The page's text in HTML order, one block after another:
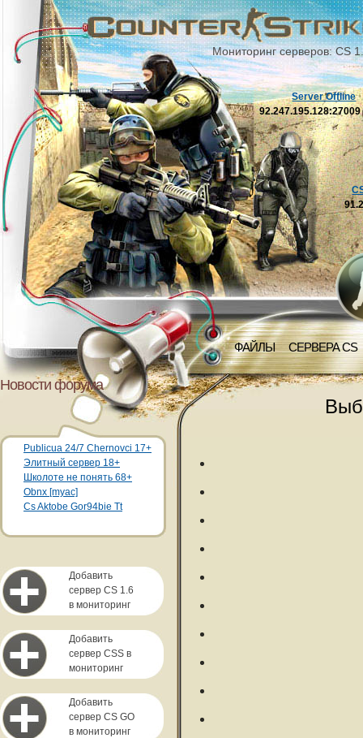
Мониторинг серверов: CS
ФАЙЛЫ СЕРВЕРА CS
Server Offline
92.247.195.128:27009
Новости форума
Publicua 24/7 Chernovci 17+
Элитный сервер 18+
Школоте не понять 68+
Obnx [myac]
Cs Aktobe Gor94bie Tt
Добавить
сервер CS 1.6
в мониторинг
Добавить
сервер CSS в
мониторинг
Добавить
сервер CS GO
в мониторинг